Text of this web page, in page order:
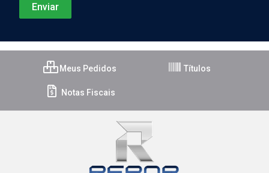
Meus Pedidos Títulos
Notas Fiscais